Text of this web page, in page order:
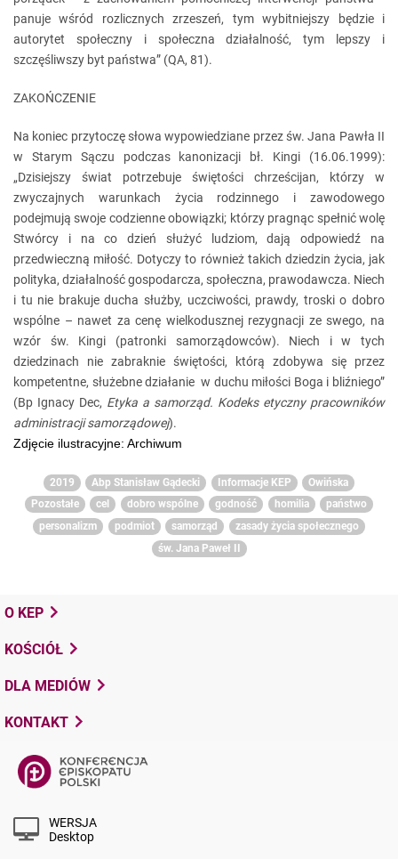
panuje wśród rozlicznych zrzeszeń, tym wybitniejszy będzie i
autorytet społeczny i społeczna działalność, tym lepszy i
szczęśliwszy byt państwa” (QA, 81).
ZAKOŃCZENIE
Na koniec przytoczę słowa wypowiedziane przez św. Jana Pawła II
w Starym Sączu podczas kanonizacji bł. Kingi (16.06.1999):
„Dzisiejszy świat potrzebuje świętości chrześcijan, którzy w
zwyczajnych warunkach życia rodzinnego i zawodowego
podejmują swoje codzienne obowiązki; którzy pragnąc spełnić wolę
Stwórcy i na co dzień służyć ludziom, dają odpowiedź na
przedwieczną miłość. Dotyczy to również takich dziedzin życia, jak
polityka, działalność gospodarcza, społeczna, prawodawcza. Niech
i tu nie brakuje ducha służby, uczciwości, prawdy, troski o dobro
wspólne – nawet za cenę wielkodusznej rezygnacji ze swego, na
wzór św. Kingi (patronki samorządowców). Niech i w tych
dziedzinach nie zabraknie świętości, którą zdobywa się przez
kompetentne, służebne działanie w duchu miłości Boga i bliźniego”
(Bp Ignacy Dec, Etyka a samorząd. Kodeks etyczny pracowników
administracji samorządowej).
Zdjęcie ilustracyjne: Archiwum
2019 Abp Stanisław Gądecki Informacje KEP
Owińska
Pozostałe
cel dobro wspólne godność homilia
państwo
personalizm
podmiot samorząd
zasady życia społecznego
św. Jana Paweł II
O KEP
KOŚCIÓŁ
DLA MEDIÓW
KONTAKT
WERSJA
Desktop